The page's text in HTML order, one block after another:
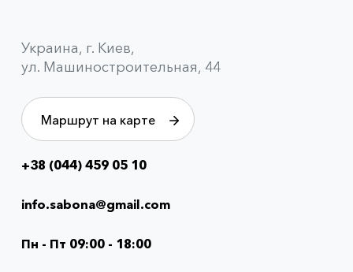
Украина, г. Киев,
ул. Машиностроительная, 44
Маршрут на карте
+38 (044) 459 05 10
info.sabona@gmail.com
Пн - Пт 09:00 - 18:00
menu